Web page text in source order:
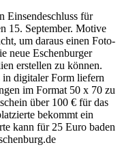
Einsendeschluss für
15. September. Motive
um daraus einen Foto-
neue Eschenburger
erstellen zu können.
in digitaler Form liefern
im Format 50 x 70 zu
über 100 € für das
bekommt ein
kann für 25 Euro baden